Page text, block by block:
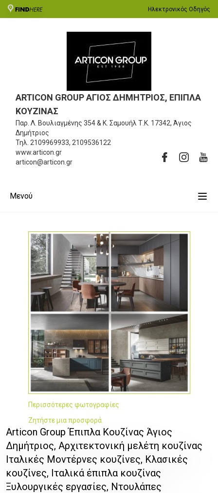
Ηλεκτρονικός Οδηγός
ARTICON GROUP ΑΓΙΟΣ ΔΗΜΗΤΡΙΟΣ, ΕΠΙΠΛΑ
ΚΟΥΖΙΝΑΣ
Παρ. Λ. Βουλιαγμένης 354 & Κ. Σαμουήλ Τ.Κ. 17342, Άγιος
Δημήτριος
Τηλ. 2109969933, 2109536122
www.articon.gr
articon@articon.gr
Μενού
Περισσότερες φωτογραφίες
Ζητήστε μια προσφορά
Articon Group Έπιπλα Κουζίνας Άγιος
Δημήτριος, Αρχιτεκτονική μελέτη κουζίνας
Ιταλικές Μοντέρνες κουζίνες, Κλασικές
κουζίνες, Ιταλικά έπιπλα κουζίνας
Ξυλουργικές εργασίες, Ντουλάπες